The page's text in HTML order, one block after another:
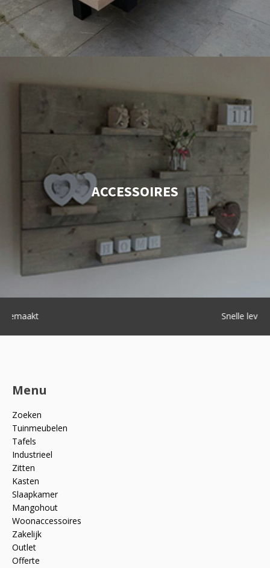
ACCESSOIRES
Menu
Zoeken
Tuinmeubelen
Tafels
Industrieel
Zitten
Kasten
Slaapkamer
Mangohout
Woonaccessoires
Zakelijk
Outlet
Offerte